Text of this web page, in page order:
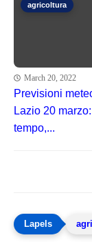
agricoltura
March 20, 2022
Previsioni
Lazio 20
tempo,...